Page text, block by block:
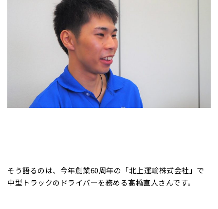
そう語るのは、今年創業60周年の「北上運輸株式会社」で
中型トラックのドライバーを務める髙橋直人さんです。